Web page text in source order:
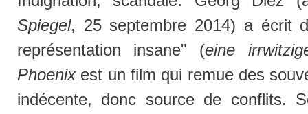
Spiegel, 25 septembre 2014) a écrit
représentation insane" (eine
Phoenixest un film qui remue des
indécente, donc source de conflits.